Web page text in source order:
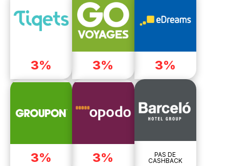
3% 3% 3%
3% 3%
PAS DE
CASHBACK